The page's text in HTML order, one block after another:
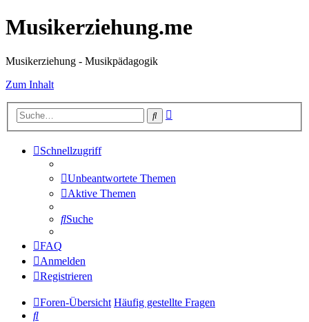
Musikerziehung.me
Musikerziehung - Musikpädagogik
Zum Inhalt
Suche
Schnellzugriff
Unbeantwortete Themen
Aktive Themen
Suche
FAQ
Anmelden
Registrieren
Foren-Übersicht Häufig gestellte Fragen
Suche